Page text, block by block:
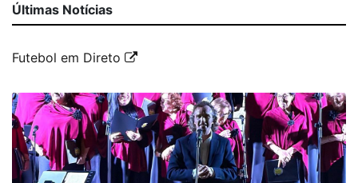
Últimas Notícias
Futebol em Direto